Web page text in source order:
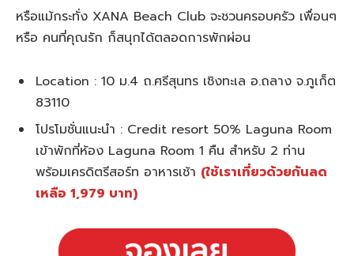
หรือแม้กระทั่ง XANA Beach Club จะชวนครอบครัว เพื่อนๆ
หรือ คนที่คุณรัก ก็สนุกได้ตลอดการพักผ่อน
Location : 10 ม.4 ถ.ศรีสุนทร เชิงทะเล อ.ถลาง จ.ภูเก็ต
83110
โปรโมชั่นแนะนำ : Credit resort 50% Laguna Room
เข้าพักที่ห้อง Laguna Room 1 คืน สำหรับ 2 ท่าน
พร้อมเครดิตรีสอร์ท อาหารเช้า (ใช้เราเที่ยวด้วยกันลด
เหลือ 1,979 บาท)